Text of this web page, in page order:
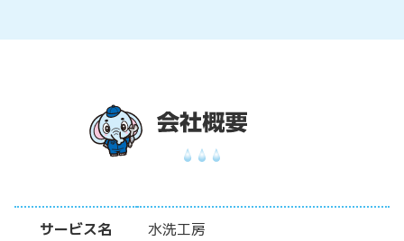
サービス名 水洗工房